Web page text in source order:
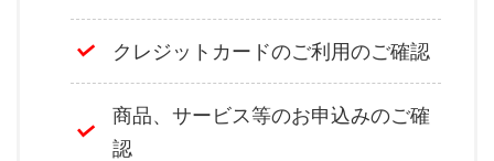
クレジットカードのご利用のご確認
商品、サービス等のお申込みのご確
認